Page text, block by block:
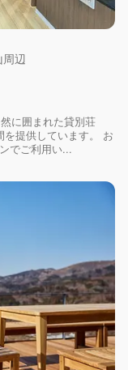
辺
に囲まれた貸別荘
提供しています。 お
でご利用い...